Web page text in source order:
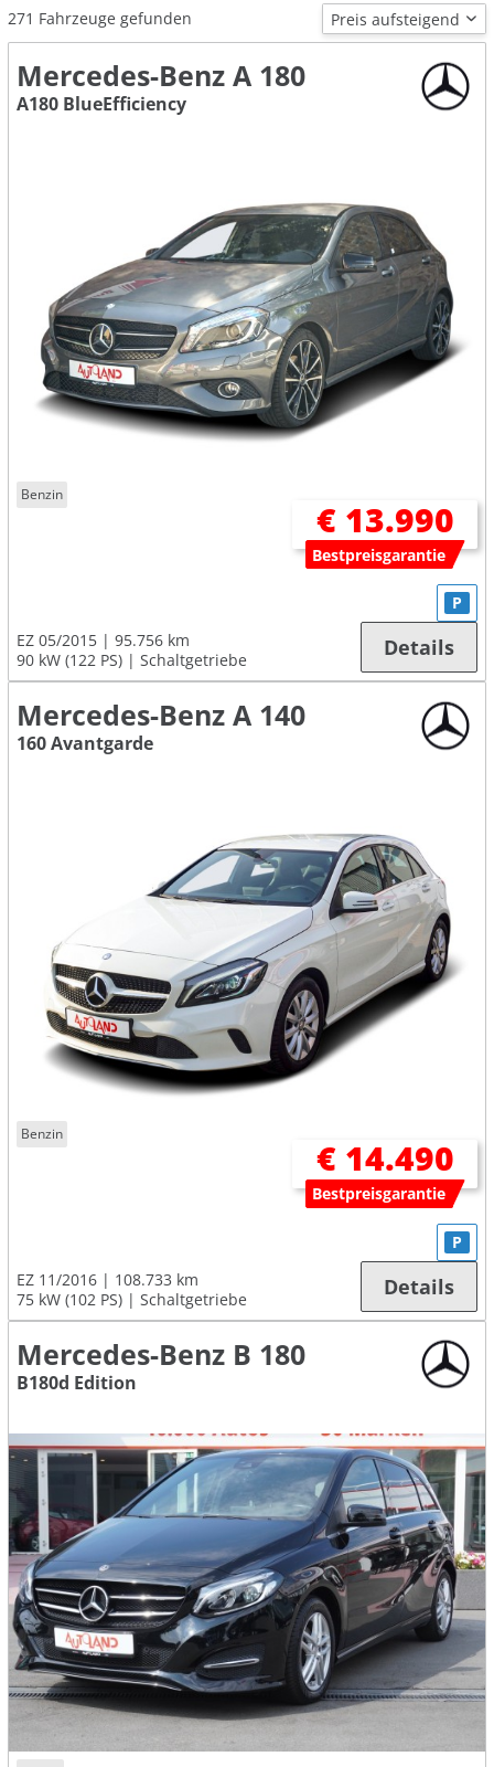
271 Fahrzeuge gefunden
Mercedes-Benz A 180
A180 BlueEfficiency
Benzin
€ 13.990
Bestpreisgarantie
EZ 05/2015
95.756 km
90 kW (122 PS)
Schaltgetriebe
P
Details
Mercedes-Benz A 140
160 Avantgarde
Benzin
€ 14.490
Bestpreisgarantie
EZ 11/2016
108.733 km
75 kW (102 PS)
Schaltgetriebe
P
Details
Mercedes-Benz B 180
B180d Edition